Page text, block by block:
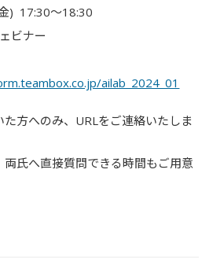
17:30～18:30
ビナー
ailab_2024_01
方へのみ、URLをご連絡いたしま
氏へ直接質問できる時間もご用意